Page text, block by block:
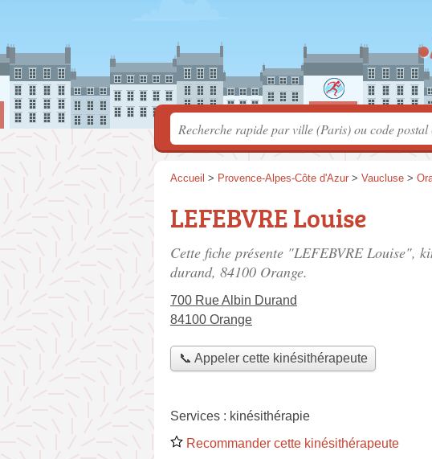
Accueil > Provence-Alpes-Côte d'Azur > Vaucluse >
LEFEBVRE Louise
Cette fiche présente "LEFEBVRE Louise",
durand, 84100 Orange.
700 Rue Albin Durand
84100 Orange
📞 Appeler cette kinésithérapeute
Services : kinésithérapie
Recommander cette kinésithérapeute